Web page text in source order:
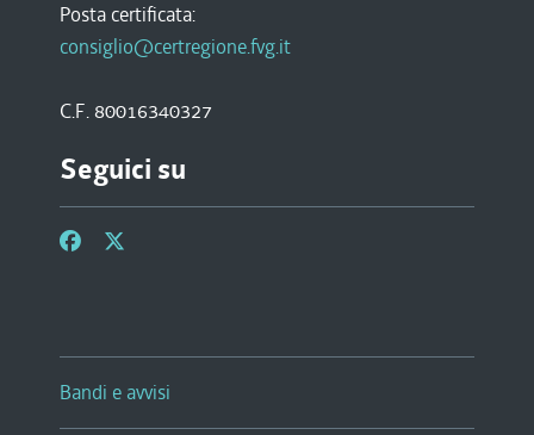
Posta certificata:
consiglio@certregione.fvg.it
C.F. 80016340327
Seguici su
Bandi e avvisi